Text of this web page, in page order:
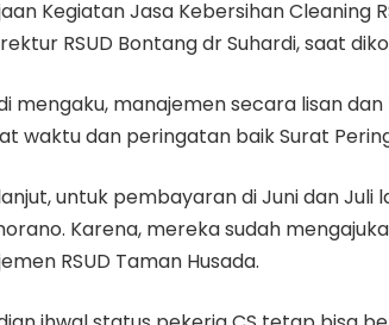
Kegiatan Jasa Kebersihan Cleaning
RSUD Bontang dr Suhardi, saat
mengaku, manajemen secara lisan
waktu dan peringatan baik Surat
untuk pembayaran di Juni dan
Karena, mereka sudah
RSUD Taman Husada.